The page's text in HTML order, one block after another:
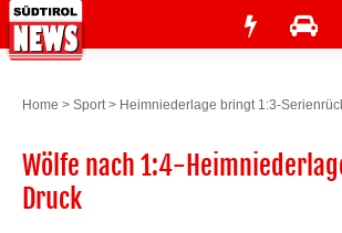
Home > Sport> Heimniederlage bringt 1:3-
Wölfe nach 1:4-
Druck